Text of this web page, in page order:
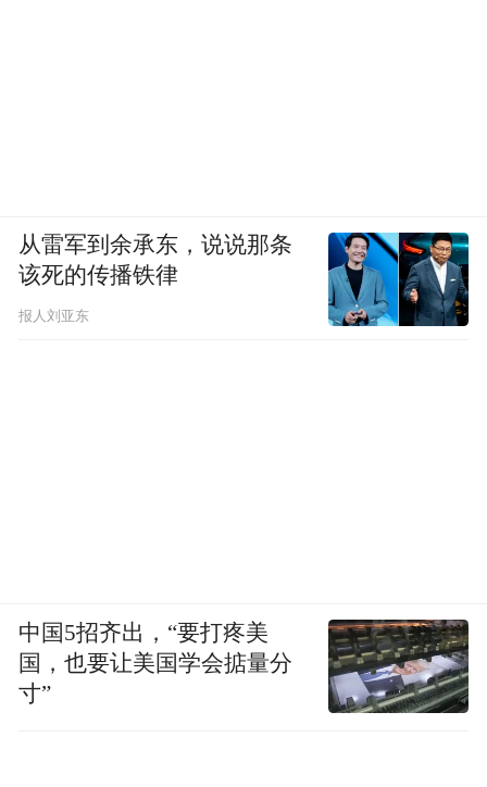
从雷军到余承东，说说那条
该死的传播铁律
报人刘亚东
中国5招齐出，“要打疼美
国，也要让美国学会掂量分
寸”